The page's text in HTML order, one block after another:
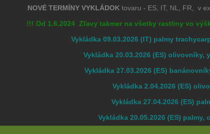
NOVÉ TERMÍNY VYKLÁDOK tovaru - ES, IT, NL, FR, v
!!! Od 1.6.2024 Zľavy takmer na všetky rastliny vo
Vykládka 09.03.2026 (IT) palmy
Vykládka 20.03.2026 (ES) olivovníky,
Vykládka 27.03.2026 (ES)
Vykládka 2.04.2026 (ES)
Vykládka 27.04.2026 (ES)
Vykládka 20.05.2026 (ES)